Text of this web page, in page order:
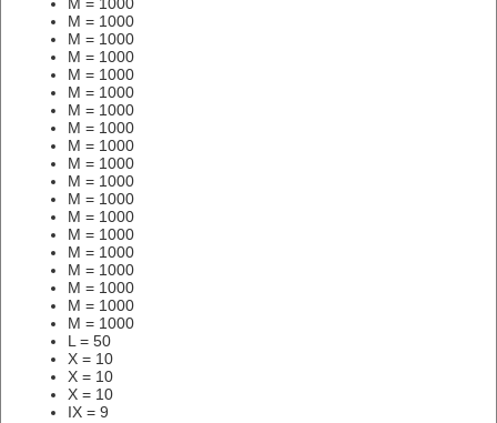
M = 1000
M = 1000
M = 1000
M = 1000
M = 1000
M = 1000
M = 1000
M = 1000
M = 1000
M = 1000
M = 1000
M = 1000
M = 1000
M = 1000
M = 1000
M = 1000
M = 1000
M = 1000
M = 1000
L = 50
X = 10
X = 10
X = 10
IX = 9